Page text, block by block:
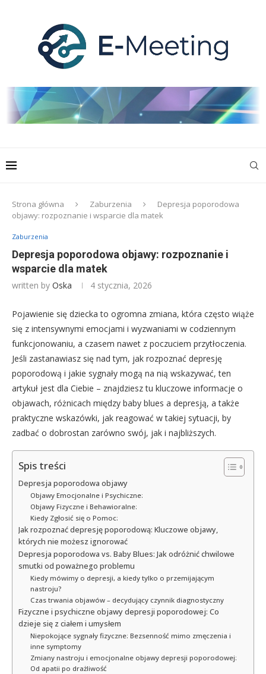
Strona główna Zaburzenia
Depresja poporodowa
objawy: rozpoznanie i wsparcie dla matek
Zaburzenia
Depresja poporodowa objawy: rozpoznanie i
wsparcie dla matek
written by Oska 4 stycznia, 2026
Pojawienie się dziecka to ogromna zmiana, która często wiąże
się z intensywnymi emocjami i wyzwaniami w codziennym
funkcjonowaniu, a czasem nawet z poczuciem przytłoczenia.
Jeśli zastanawiasz się nad tym, jak rozpoznać depresję
poporodową i jakie sygnały mogą na nią wskazywać, ten
artykuł jest dla Ciebie – znajdziesz tu kluczowe informacje o
objawach, różnicach między baby blues a depresją, a także
praktyczne wskazówki, jak reagować w takiej sytuacji, by
zadbać o dobrostan zarówno swój, jak i najbliższych.
Spis treści
Depresja poporodowa objawy
Objawy Emocjonalne i Psychiczne:
Objawy Fizyczne i Behawioralne:
Kiedy Zgłosić się o Pomoc:
Jak rozpoznać depresję poporodową: Kluczowe objawy,
których nie możesz ignorować
Depresja poporodowa vs. Baby Blues: Jak odróżnić chwilowe
smutki od poważnego problemu
Kiedy mówimy o depresji, a kiedy tylko o przemijającym
nastroju?
Czas trwania objawów – decydujący czynnik diagnostyczny
Fizyczne i psychiczne objawy depresji poporodowej: Co
dzieje się z ciałem i umysłem
Niepokojące sygnały fizyczne: Bezsenność mimo zmęczenia i
inne symptomy
Zmiany nastroju i emocjonalne objawy depresji poporodowej:
Od apatii po drażliwość